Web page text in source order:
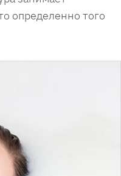
определенно того